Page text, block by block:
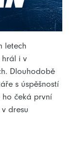
letech
hrál i v
Dlouhodobě
s úspěšností
ho čeká první
dresu